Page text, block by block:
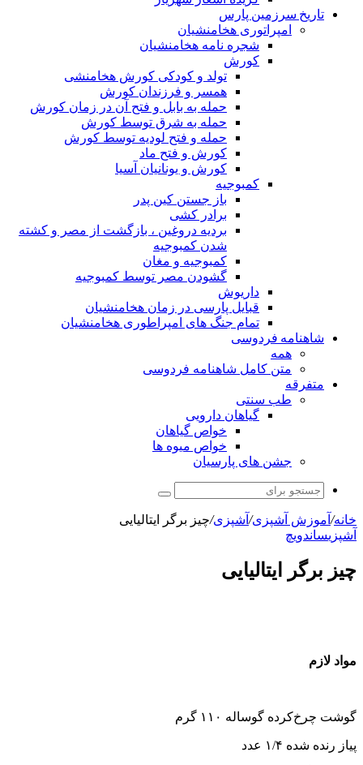
تاریخ سرزمین پارس
امپراتوری هخامنشیان
شجره نامه هخامنشیان
کورش
تولد و کودکی کورش هخامنشی
همسر و فرزندان کورش
حمله به بابل و فتح آن در زمان کورش
حمله به شرق توسط کورش
حمله و فتح لودیه توسط کورش
کورش و فتح ماد
کورش و یونانیان آسیا
کمبوجیه
باز جستن کین پدر
برادر کشی
بردیه دروغین ، بازگشت از مصر و کشته
شدن کمبوجیه
کمبوجیه و مغان
گشودن مصر توسط کمبوجیه
داریوش
قبایل پارسی در زمان هخامنشیان
تمام جنگ های امپراطوری هخامنشیان
شاهنامه فردوسی
همه
متن کامل شاهنامه فردوسی
متفرقه
طب سنتی
گیاهان دارویی
خواص گیاهان
خواص میوه ها
جشن های پارسیان
جستجو
برای
خانه/ آموزش آشپزی/ آشپزی/چیز برگر ایتالیایی
آشپزیساندویچ
چیز برگر ایتالیایی
مواد لازم
گوشت چرخ‌کرده گوساله ۱۱۰ گرم
پیاز رنده شده ۱/۴ عدد